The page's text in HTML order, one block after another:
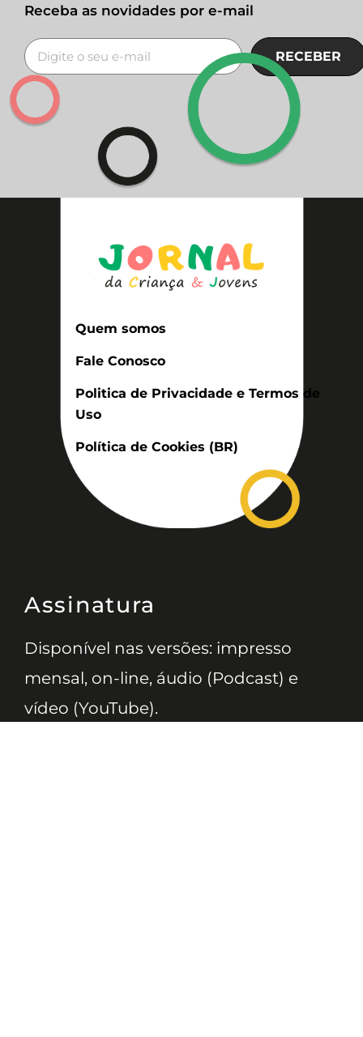
Receba as novidades por e-mail
RECEBER
Quem somos
Fale Conosco
Politica de Privacidade e Termos de
Uso
Política de Cookies (BR)
Assinatura
Disponível nas versões: impresso
mensal, on-line, áudio (Podcast) e
vídeo (YouTube).